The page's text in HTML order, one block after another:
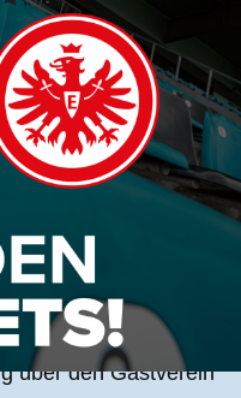
für Gästefans
der
nicht online
allerdings
werden.
G und H werden am
Nord-West,
Eventuelle
über den Gastverein